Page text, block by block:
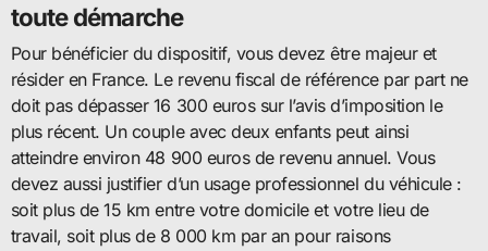
toute démarche
Pour bénéficier du dispositif, vous devez être majeur et
résider en France. Le revenu fiscal de référence par part ne
doit pas dépasser 16 300 euros sur l’avis d’imposition le
plus récent. Un couple avec deux enfants peut ainsi
atteindre environ 48 900 euros de revenu annuel. Vous
devez aussi justifier d’un usage professionnel du véhicule :
soit plus de 15 km entre votre domicile et votre lieu de
travail, soit plus de 8 000 km par an pour raisons